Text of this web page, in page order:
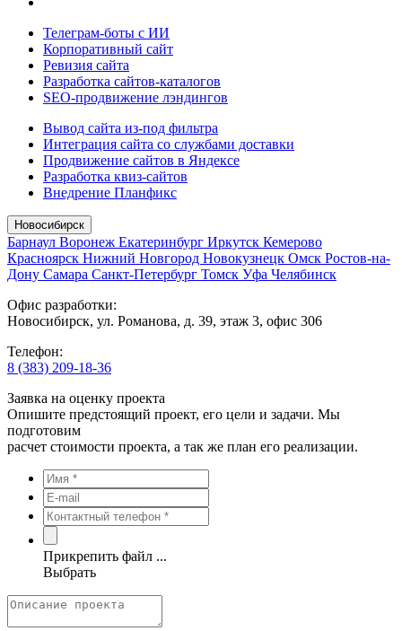
Телеграм-боты с ИИ
Корпоративный сайт
Ревизия сайта
Разработка сайтов-каталогов
SEO-продвижение лэндингов
Вывод сайта из-под фильтра
Интеграция сайта со службами доставки
Продвижение сайтов в Яндексе
Разработка квиз-сайтов
Внедрение Планфикс
Новосибирск
Барнаул Воронеж Екатеринбург Иркутск Кемерово
Красноярск Нижний Новгород Новокузнецк Омск Ростов-на-
Дону Самара Санкт-Петербург Томск Уфа Челябинск
Офис разработки:
Новосибирск, ул. Романова, д. 39, этаж 3, офис 306
Телефон:
8 (383) 209-18-36
Заявка на оценку проекта
Опишите предстоящий проект, его цели и задачи. Мы
подготовим
расчет стоимости проекта, а так же план его реализации.
Прикрепить файл ...
Выбрать